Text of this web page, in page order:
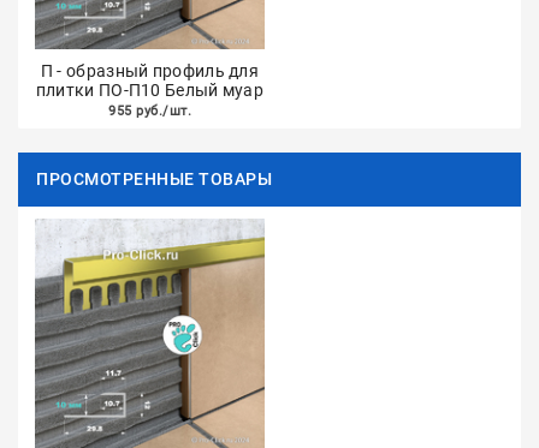
П - образный профиль для
плитки ПО-П10 Белый муар
955 руб./шт.
ПРОСМОТРЕННЫЕ ТОВАРЫ